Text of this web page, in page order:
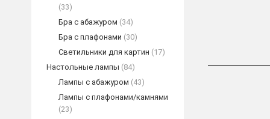
(33)
Бра с абажуром (34)
Бра с плафонами (30)
Светильники для картин (17)
Настольные лампы (84)
Лампы с абажуром (43)
Лампы с плафонами/камнями
(23)